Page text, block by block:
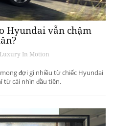
Hyundai vẫn chậm
In Motion
đợi gì nhiều từ chiếc Hyundai
từ cái nhìn đầu tiên.